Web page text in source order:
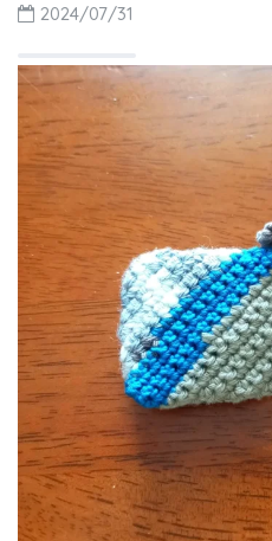
2024/07/31